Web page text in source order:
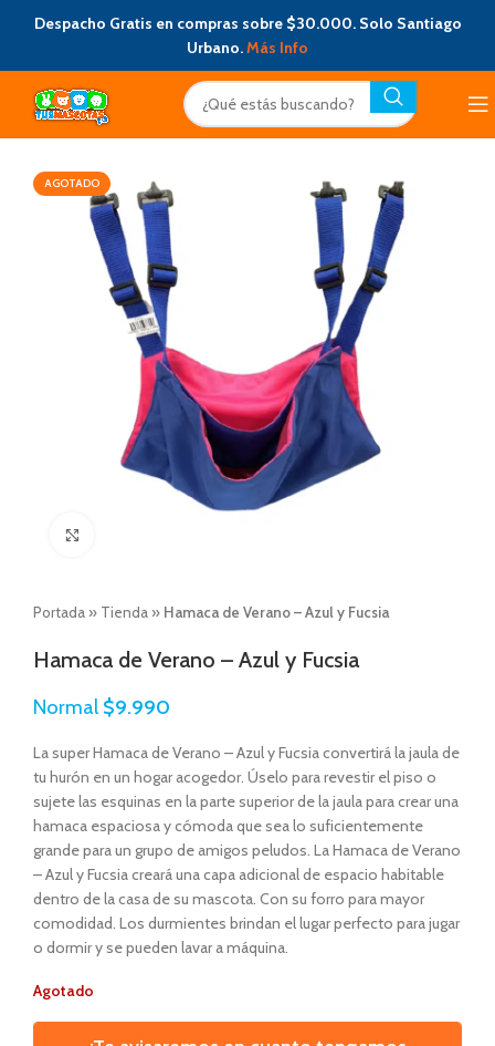
Despacho Gratis en compras sobre $30.000. Solo Santiago
Urbano.Más Info
AGOTADO
Portada » Tienda » Hamaca de Verano – Azul y Fucsia
Hamaca de Verano – Azul y Fucsia
Normal $9.990
La super Hamaca de Verano – Azul y Fucsia convertirá la jaula de
tu hurón en un hogar acogedor. Úselo para revestir el piso o
sujete las esquinas en la parte superior de la jaula para crear una
hamaca espaciosa y cómoda que sea lo suficientemente
grande para un grupo de amigos peludos. La Hamaca de Verano
– Azul y Fucsia creará una capa adicional de espacio habitable
dentro de la casa de su mascota. Con su forro para mayor
comodidad. Los durmientes brindan el lugar perfecto para jugar
o dormir y se pueden lavar a máquina.
Agotado